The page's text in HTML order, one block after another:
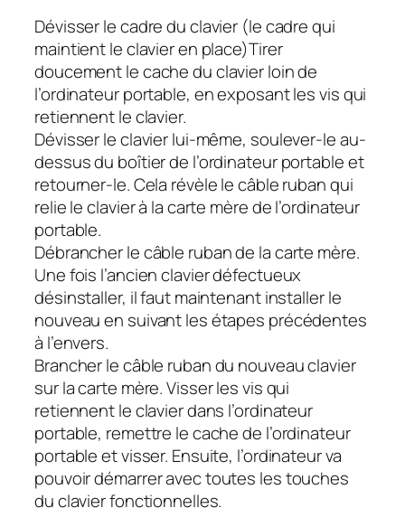
Dévisser le cadre du clavier (le cadre qui
maintient le clavier en place)Tirer
doucement le cache du clavier loin de
l’ordinateur portable, en exposant les vis qui
retiennent le clavier.
Dévisser le clavier lui-même, soulever-le au-
dessus du boîtier de l’ordinateur portable et
retourner-le. Cela révèle le câble ruban qui
relie le clavier à la carte mère de l’ordinateur
portable.
Débrancher le câble ruban de la carte mère.
Une fois l’ancien clavier défectueux
désinstaller, il faut maintenant installer le
nouveau en suivant les étapes précédentes
à l’envers.
Brancher le câble ruban du nouveau clavier
sur la carte mère. Visser les vis qui
retiennent le clavier dans l’ordinateur
portable, remettre le cache de l’ordinateur
portable et visser. Ensuite, l’ordinateur va
pouvoir démarrer avec toutes les touches
du clavier fonctionnelles.